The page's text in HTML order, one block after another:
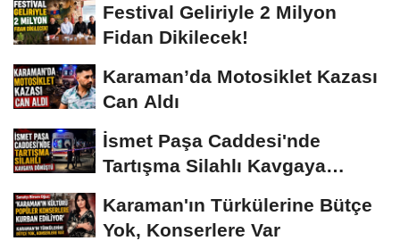
Festival Geliriyle 2 Milyon
Fidan Dikilecek!
Karaman’da Motosiklet Kazası
Can Aldı
İsmet Paşa Caddesi'nde
Tartışma Silahlı Kavgaya
Karaman'ın Türkülerine Bütçe
Yok, Konserlere Var